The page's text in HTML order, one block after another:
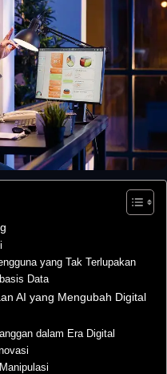
yang Tak Terlupakan
Data
AI yang Mengubah Digital
dalam Era Digital